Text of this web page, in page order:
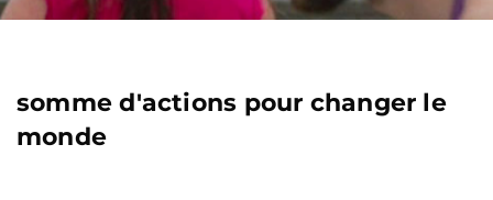
somme d'actions pour changer le
monde